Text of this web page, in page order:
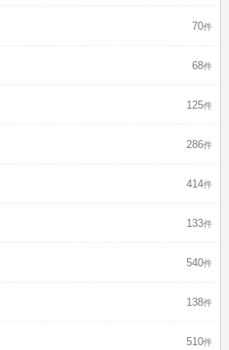
70件
68件
125件
286件
414件
133件
540件
138件
510件